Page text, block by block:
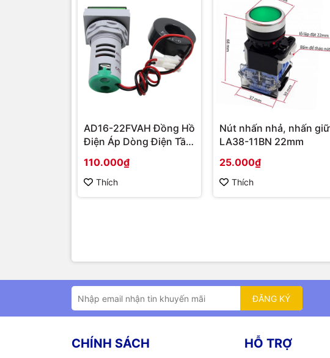
AD16-22FVAH Đồng Hồ
Điện Áp Dòng Điện Tần
110.000₫
Thích
Nút nhấn nhả, nhấn giữ
LA38-11BN 22mm
25.000₫
Thích
ĐĂNG KÝ
CHÍNH SÁCH HỖ TRỢ